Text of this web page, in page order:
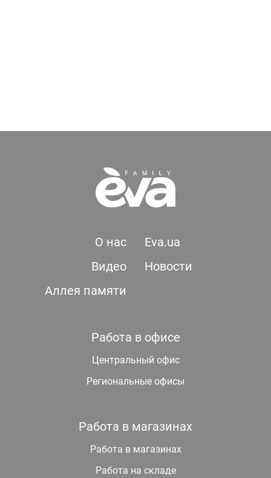
О нас
Eva.ua
Видео
Новости
Аллея памяти
Работа в офисе
Центральный офис
Региональные офисы
Работа в магазинах
Работа в магазинах
Работа на складе